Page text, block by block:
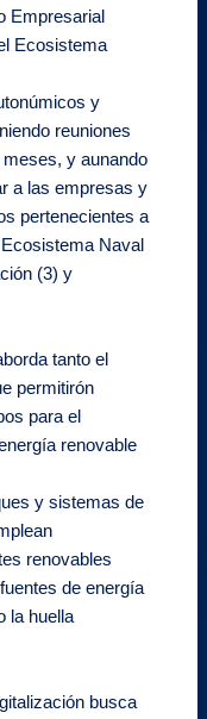
Empresarial
Ecosistema
y
reuniones
y aunando
a las empresas y
pertenecientes a
Naval
(3) y
tanto el
permitirón
para el
renovable
y sistemas de
renovables
de energía
la huella
busca